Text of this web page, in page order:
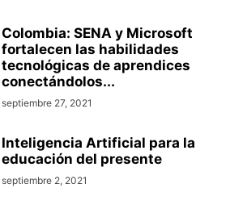
Colombia: SENA y Microsoft
fortalecen las habilidades
tecnológicas de aprendices
conectándolos...
septiembre 27, 2021
Inteligencia Artificial para la
educación del presente
septiembre 2, 2021